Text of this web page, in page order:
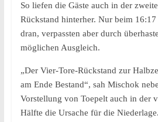
So liefen die Gäste auch in der
Rückstand hinterher. Nur beim
dran, verpassten aber durch
möglichen Ausgleich.
„Der Vier-Tore-Rückstand zur
am Ende Bestand“, sah Mischok
Vorstellung von Toepelt auch in der
Hälfte die Ursache für die Niederlage.